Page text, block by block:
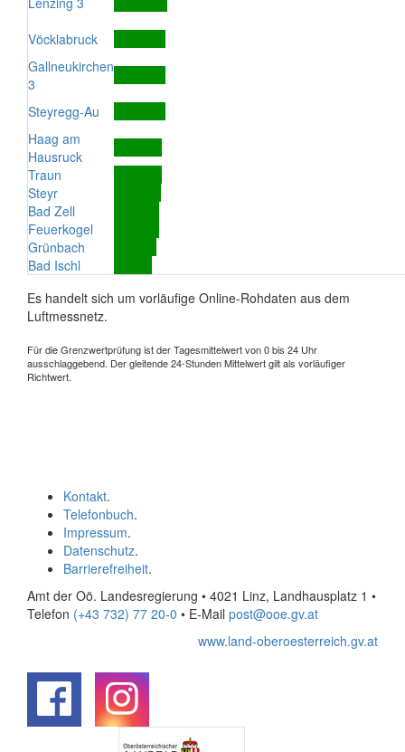
Vöcklabruck
Gallneukirchen
3
Steyregg-Au
Haag am
Hausruck
Traun
Steyr
Bad Zell
Feuerkogel
Grünbach
Bad Ischl
Es handelt sich um vorläufige Online-Rohdaten aus dem
Luftmessnetz.
Für die Grenzwertprüfung ist der Tagesmittelwert von 0 bis 24 Uhr
ausschlaggebend. Der gleitende 24-Stunden Mittelwert gilt als vorläufiger
Richtwert.
Kontakt.
Telefonbuch.
Impressum.
Datenschutz.
Barrierefreiheit.
Amt der Oö. Landesregierung • 4021 Linz, Landhausplatz 1 •
Telefon (+43 732) 77 20-0 • E-Mail post@ooe.gv.at
www.land-oberoesterreich.gv.at